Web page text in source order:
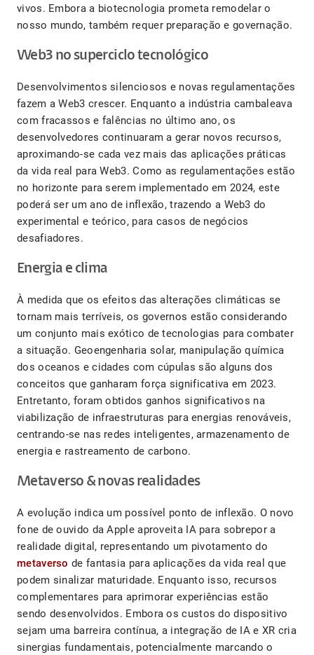
vivos. Embora a biotecnologia prometa remodelar o
nosso mundo, também requer preparação e governação.
Web3 no superciclo tecnológico
Desenvolvimentos silenciosos e novas regulamentações
fazem a Web3 crescer. Enquanto a indústria cambaleava
com fracassos e falências no último ano, os
desenvolvedores continuaram a gerar novos recursos,
aproximando-se cada vez mais das aplicações práticas
da vida real para Web3. Como as regulamentações estão
no horizonte para serem implementado em 2024, este
poderá ser um ano de inflexão, trazendo a Web3 do
experimental e teórico, para casos de negócios
desafiadores.
Energia e clima
À medida que os efeitos das alterações climáticas se
tornam mais terríveis, os governos estão considerando
um conjunto mais exótico de tecnologias para combater
a situação. Geoengenharia solar, manipulação química
dos oceanos e cidades com cúpulas são alguns dos
conceitos que ganharam força significativa em 2023.
Entretanto, foram obtidos ganhos significativos na
viabilização de infraestruturas para energias renováveis,
centrando-se nas redes inteligentes, armazenamento de
energia e rastreamento de carbono.
Metaverso & novas realidades
A evolução indica um possível ponto de inflexão. O novo
fone de ouvido da Apple aproveita IA para sobrepor a
realidade digital, representando um pivotamento do
metaverso de fantasia para aplicações da vida real que
podem sinalizar maturidade. Enquanto isso, recursos
complementares para aprimorar experiências estão
sendo desenvolvidos. Embora os custos do dispositivo
sejam uma barreira contínua, a integração de IA e XR cria
sinergias fundamentais, potencialmente marcando o